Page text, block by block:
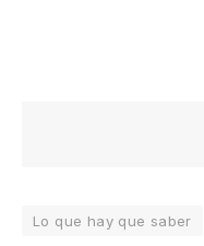
Lo que hay que saber